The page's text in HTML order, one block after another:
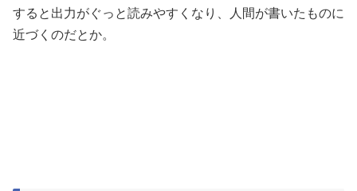
すると出力がぐっと読みやすくなり、人間が書いたものに
近づくのだとか。